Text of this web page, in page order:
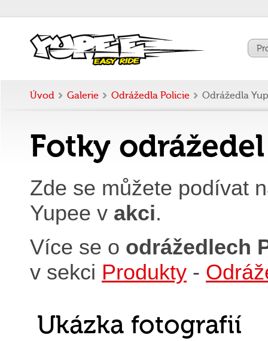
Úvod Galerie Odrážedla Policie Odrážedla
Fotky
Zde se můžete podívat
Yupee v akci.
Více se o odrážedlech
v sekci Produkty -
Ukázka fotografií